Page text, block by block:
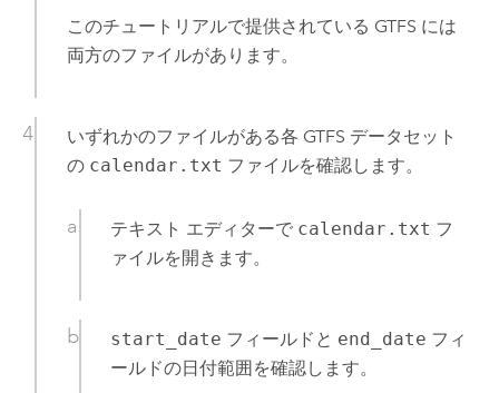
このチュートリアルで提供されている GTFS には
両方のファイルがあります。
いずれかのファイルがある各 GTFS データセット
の calendar.txt ファイルを確認します。
テキスト エディターで calendar.txt フ
ァイルを開きます。
start_date フィールドと end_date フィ
ールドの日付範囲を確認します。